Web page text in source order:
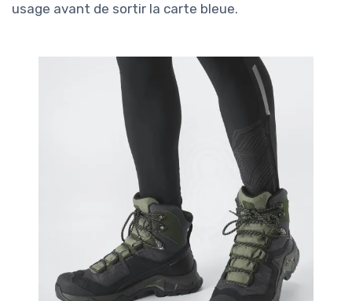
usage avant de sortir la carte bleue.